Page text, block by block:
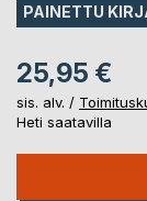
PAINETTU
25,95 €
sis. alv. /
Heti saatavilla